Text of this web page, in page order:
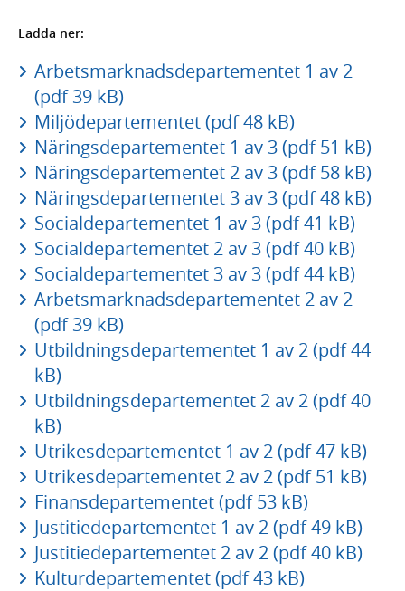
Ladda ner:
Arbetsmarknadsdepartementet 1 av 2
(pdf 39 kB)
Miljödepartementet (pdf 48 kB)
Näringsdepartementet 1 av 3 (pdf 51 kB)
Näringsdepartementet 2 av 3 (pdf 58 kB)
Näringsdepartementet 3 av 3 (pdf 48 kB)
Socialdepartementet 1 av 3 (pdf 41 kB)
Socialdepartementet 2 av 3 (pdf 40 kB)
Socialdepartementet 3 av 3 (pdf 44 kB)
Arbetsmarknadsdepartementet 2 av 2
(pdf 39 kB)
Utbildningsdepartementet 1 av 2 (pdf 44
kB)
Utbildningsdepartementet 2 av 2 (pdf 40
kB)
Utrikesdepartementet 1 av 2 (pdf 47 kB)
Utrikesdepartementet 2 av 2 (pdf 51 kB)
Finansdepartementet (pdf 53 kB)
Justitiedepartementet 1 av 2 (pdf 49 kB)
Justitiedepartementet 2 av 2 (pdf 40 kB)
Kulturdepartementet (pdf 43 kB)